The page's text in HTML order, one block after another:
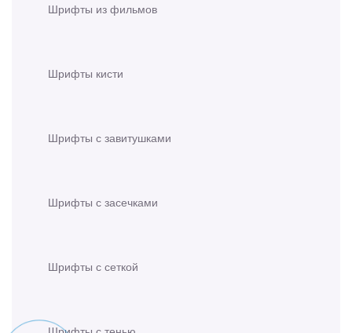
Шрифты из фильмов
Шрифты кисти
Шрифты с завитушками
Шрифты с засечками
Шрифты с сеткой